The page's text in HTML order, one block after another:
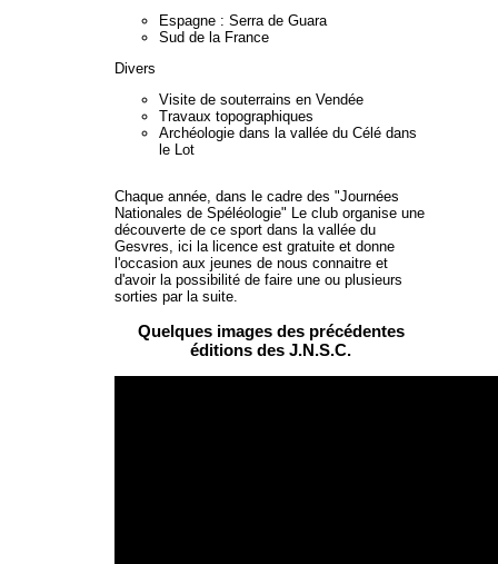
Espagne : Serra de Guara
Sud de la France
Divers
Visite de souterrains en Vendée
Travaux topographiques
Archéologie dans la vallée du Célé dans
le Lot
Chaque année, dans le cadre des "Journées
Nationales de Spéléologie" Le club organise une
découverte de ce sport dans la vallée du
Gesvres, ici la licence est gratuite et donne
l'occasion aux jeunes de nous connaitre et
d'avoir la possibilité de faire une ou plusieurs
sorties par la suite.
Quelques images des précédentes
éditions des J.N.S.C.